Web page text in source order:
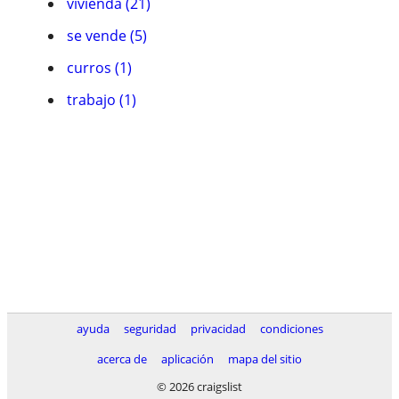
se vende (5)
curros (1)
trabajo (1)
ayuda seguridad privacidad
condiciones
acerca de
aplicación
mapa del sitio
© 2026 craigslist